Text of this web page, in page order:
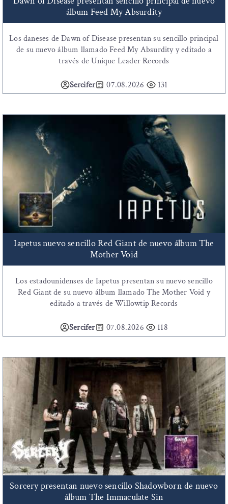
álbum Feed My Absurdity
Los daneses de Dawn of Disease presentan su sencillo principal
de su nuevo álbum llamado Feed My Absurdity y editado a
través de Unique Leader Records
Sercifer 07.08.2026 131
Iapetus nuevo sencillo Red Giant de nuevo álbum The
Mother Void
Los estadounidenses de Iapetus presentan su nuevo sencillo
Red Giant de su nuevo álbum llamado The Mother Void y
editado a través de Willowtip Records
Sercifer 07.08.2026 118
Sorcery presentan nuevo sencillo Shadowborn de nuevo
álbum The Immaculate Sin